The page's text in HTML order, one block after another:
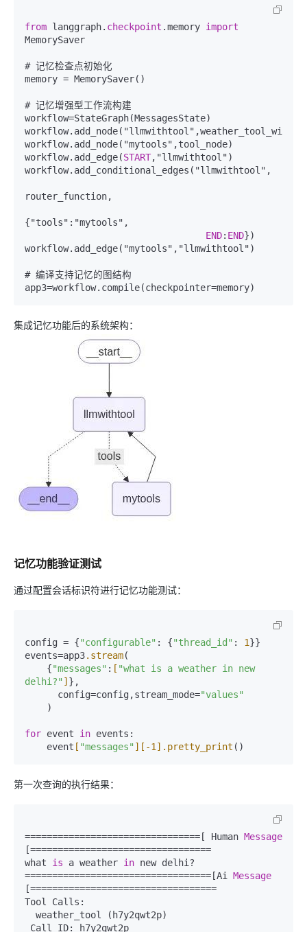
from langgraph. checkpoint .memory import
MemorySaver
# 记忆检查点初始化
memory = MemorySaver()
# 记忆增强型工作流构建
workflow=StateGraph(MessagesState)
workflow.add_node("mytools",tool_node)
workflow.add_edge(START,"llmwithtool")
workflow.add_conditional_edges("llmwithtool",
router_function,
{"tools":"mytools",
END: END})
workflow.add_edge("mytools","llmwithtool")
# 编译支持记忆的图结构
集成记忆功能后的系统架构：
记忆功能验证测试
通过配置会话标识符进行记忆功能测试：
config = {"configurable" : {"thread_id" : 1}}
events=app3.stream(
    {
"messages" : [ "what is a weather in new
delhi?" ] },
      config=config,stream_mode=
"values"
for event in events:
    event
[ "messages" ] [-1] .pretty_print
第一次查询的执行结果：
================================[ Human Message
[=================================
what is a weather in new delhi?
==================================[Ai Message
[==================================
Tool Calls: